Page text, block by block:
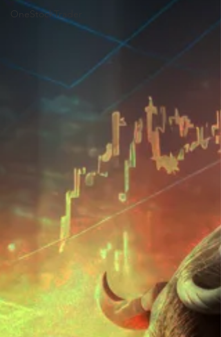
OneStockTrader